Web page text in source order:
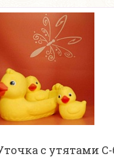
с утятами С-